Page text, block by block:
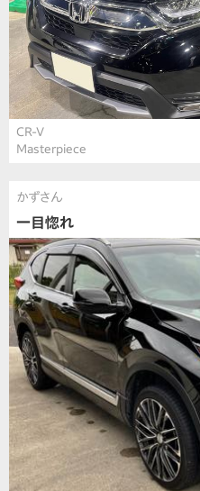
CR-V
Masterpiece
かずさん
一目惚れ